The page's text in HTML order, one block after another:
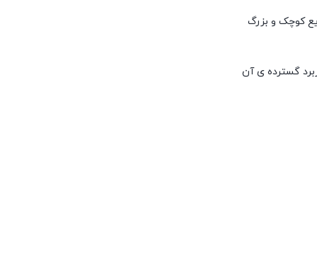
کوچک و بزرگ
گسترده ی آن